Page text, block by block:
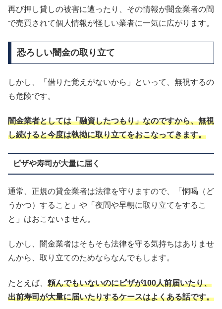
再び押し貸しの被害に遭ったり、その情報が闇金業者の間
で売買されて個人情報が怪しい業者に一気に広がります。
恐ろしい闇金の取り立て
しかし、「借りた覚えがないから」といって、無視するの
も危険です。
闇金業者としては「融資したつもり」なのですから、無視
し続けると今度は執拗に取り立てをおこなってきます。
ピザや寿司が大量に届く
通常、正規の貸金業者は法律を守りますので、「恫喝（ど
うかつ）すること」や「夜間や早朝に取り立てをするこ
と」はおこないません。
しかし、闇金業者はそもそも法律を守る気持ちはありませ
んから、取り立てのためならなんでもします。
たとえば、 頼んでもいないのにピザが100人前届いたり、
出前寿司が大量に届いたりするケースはよくある話です。